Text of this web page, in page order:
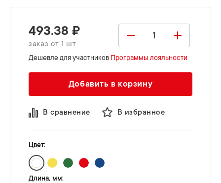
493.38 ₽
заказ от 1 шт
Дешевле для участников Программы лояльности
Добавить в корзину
В сравнение В избранное
Цвет:
Длина, мм: